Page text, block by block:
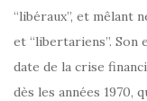
“libéraux”, et mêlant
et “libertariens”. Son
date de la crise
dès les années 1970,